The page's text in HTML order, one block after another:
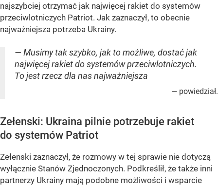
najszybciej otrzymać jak najwięcej rakiet do systemów
przeciwlotniczych Patriot. Jak zaznaczył, to obecnie
najważniejsza potrzeba Ukrainy.
— Musimy tak szybko, jak to możliwe, dostać jak
najwięcej rakiet do systemów przeciwlotniczych.
To jest rzecz dla nas najważniejsza
— powiedział.
Zełenski: Ukraina pilnie potrzebuje rakiet
do systemów Patriot
Zełenski zaznaczył, że rozmowy w tej sprawie nie dotyczą
wyłącznie Stanów Zjednoczonych. Podkreślił, że także inni
partnerzy Ukrainy mają podobne możliwości i wsparcie